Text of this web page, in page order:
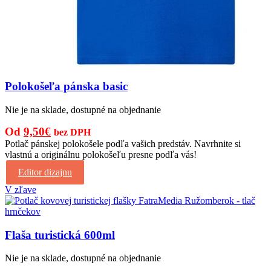
Polokošeľa pánska basic
Nie je na sklade, dostupné na objednanie
Od Pôvodná
cena
bola:
14,50€.
9,50€Aktuálna
cena
je:
9,50€.
bez DPH
Potlač pánskej polokošele podľa vašich predstáv. Navrhnite si
vlastnú a originálnu polokošeľu presne podľa vás!
Editor dizajnu
V zľave
Flaša turistická 600ml
Nie je na sklade, dostupné na objednanie